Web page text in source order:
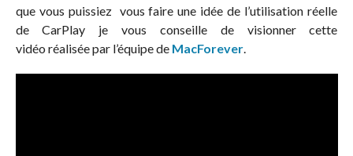
que vous puissiez vous faire une idée de l’utilisation réelle
de CarPlay je vous conseille de visionner cette
vidéo réalisée par l’équipe de MacForever.